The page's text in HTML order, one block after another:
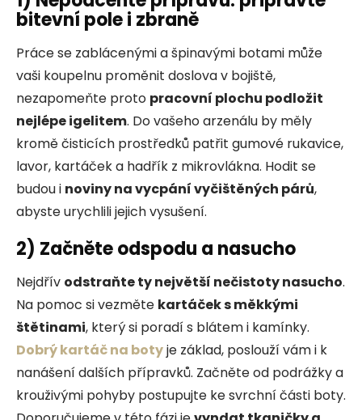
bitevní pole i zbraně
Práce se zablácenými a špinavými botami může
vaši koupelnu proměnit doslova v bojiště,
nezapomeňte proto pracovní plochu podložit
nejlépe igelitem. Do vašeho arzenálu by měly
kromě čisticích prostředků patřit gumové rukavice,
lavor, kartáček a hadřík z mikrovlákna. Hodit se
budou i noviny na vycpání vyčištěných párů,
abyste urychlili jejich vysušení.
2) Začněte odspodu a nasucho
Nejdřív odstraňte ty největší nečistoty nasucho.
Na pomoc si vezměte kartáček s měkkými
štětinami, který si poradí s blátem i kamínky.
Dobrý kartáč na botyje základ, poslouží vám i k
nanášení dalších přípravků. Začněte od podrážky a
krouživými pohyby postupujte ke svrchní části boty.